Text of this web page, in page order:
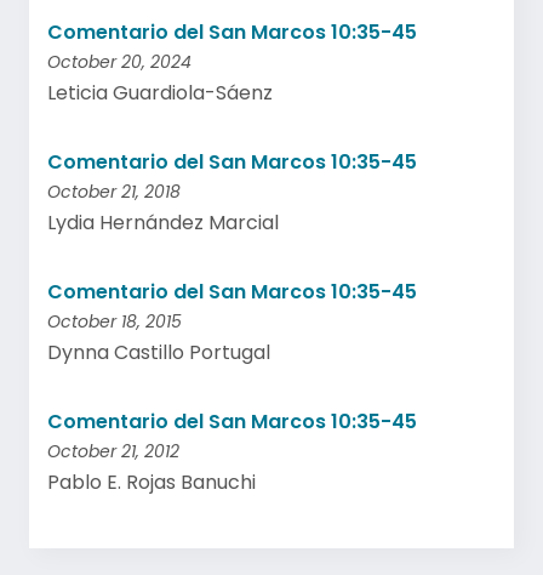
Comentario del San Marcos 10:35-45
October 20, 2024
Leticia Guardiola-Sáenz
Comentario del San Marcos 10:35-45
October 21, 2018
Lydia Hernández Marcial
Comentario del San Marcos 10:35-45
October 18, 2015
Dynna Castillo Portugal
Comentario del San Marcos 10:35-45
October 21, 2012
Pablo E. Rojas Banuchi